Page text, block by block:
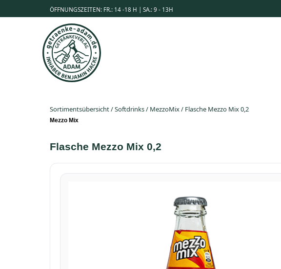
ÖFFNUNGSZEITEN: FR.: 14 -18 H | SA.: 9 - 13H
Sortimentsübersicht/Softdrinks/ MezzoMix/ Flasche Mezzo Mix 0,2
Mezzo Mix
Flasche Mezzo Mix 0,2